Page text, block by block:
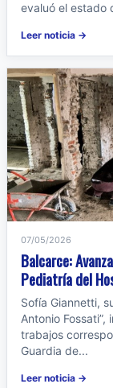
evaluó el estado
Leer noticia →
07/05/2026
Balcarce:
Pediatría del
Sofía Giannetti,
Antonio
trabajos
Guardia de...
Leer noticia →